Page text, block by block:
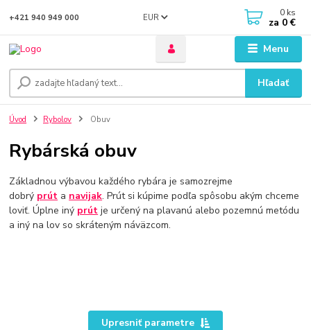
Menu
EUR
Hľadať
+421 940 949 000 0 ks
za 0 €
Úvod Rybolov Obuv
Rybárská obuv
Základnou výbavou každého rybára je samozrejme
dobrý prút a navijak. Prút si kúpime podľa spôsobu akým chceme
loviť. Úplne iný prút je určený na plavanú alebo pozemnú metódu
a iný na lov so skráteným náväzcom.
Upresniť parametre